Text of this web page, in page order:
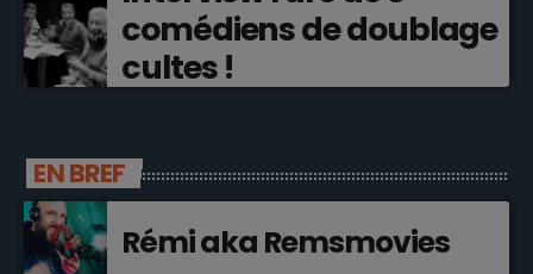
comédiens de doublage
cultes !
EN BREF
Rémi aka Remsmovies